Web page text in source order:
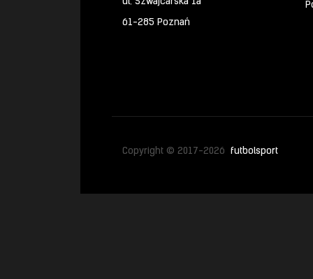
61-285 Poznań
Copyright © 2017-2026 futbolsport